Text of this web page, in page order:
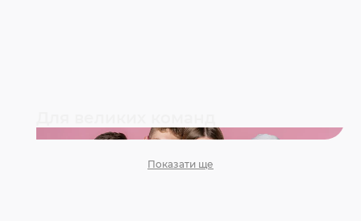
Показати ще